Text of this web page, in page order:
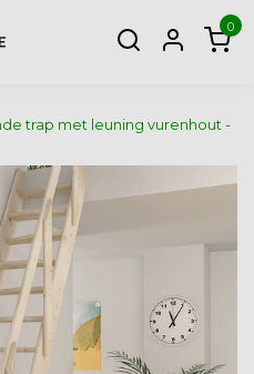
0
trap met leuning vurenhout -